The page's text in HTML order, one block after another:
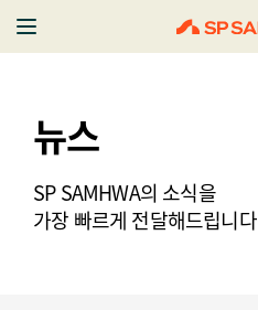
뉴스
SP SAMHWA의 소식을
가장 빠르게 전달해드립니다